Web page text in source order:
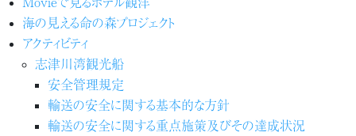
海の見える命の森プロジェクト
アクティビティ
志津川湾観光船
安全管理規定
輸送の安全に関する基本的な方針
輸送の安全に関する重点施策及びその達成状況